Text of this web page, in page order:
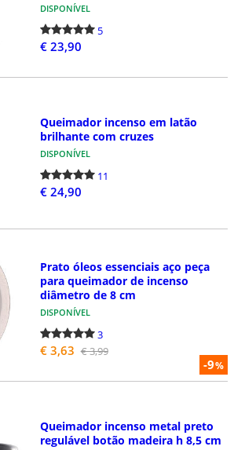
DISPONÍVEL
5
€ 23,90
Queimador incenso em latão
brilhante com cruzes
DISPONÍVEL
11
€ 24,90
-9%
Prato óleos essenciais aço peça
para queimador de incenso
diâmetro de 8 cm
DISPONÍVEL
3
€ 3,63 € 3,99
Queimador incenso metal preto
regulável botão madeira h 8,5 cm